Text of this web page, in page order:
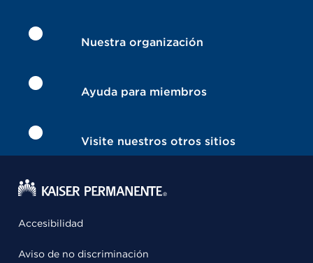
Nuestra organización
Ayuda para miembros
Visite nuestros otros sitios
Accesibilidad
Aviso de no discriminación